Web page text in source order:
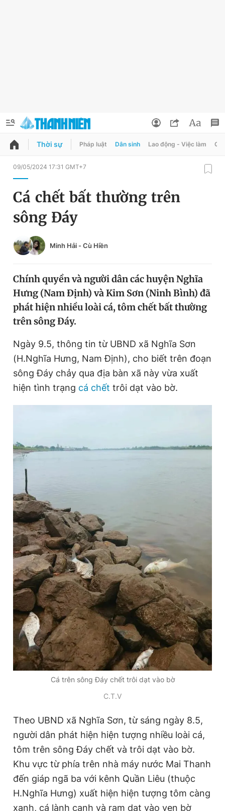
QUẢNG CÁO
Chuyên mục
Chuyên mục khác
Tin thị trường Tin 360
Video
Sản phẩm khác
Tiện ích Bạn cần biết
Đọc Thanh Niên trên điện thoại
Theo dõi báo trên
Hotline
0906 645 777
Liên hệ quảng cáo
0908 780 404
Đặt báo Quảng cáo RSS Tòa soạn Chính sách bảo
Tổng biên tập: Nguyễn Ngọc Toàn
Phó tổng biên tập thường trực: Hải Thành
Phó tổng biên tập: Lâm Hiếu Dũng
Phó tổng biên tập: Trần Việt Hưng
Tổng thư ký tòa soạn: Đức Trung
Giấy phép xuất bản số 110/GP - BTTTT cấp ngày 24.3.2020
© 2003-2026 Bản quyền thuộc về Báo Thanh Niên. Cấm sao
Đổi mật khẩu
Tin đã lưu
Tin đã xem
Đăng xuất
Thời sự Pháp luật Dân sinh Lao động - Việc làm
09/05/2024 17:31 GMT+7
Cá chết bất thường trên
sông Đáy
Minh Hải - Cù Hiền
Chính quyền và người dân các huyện Nghĩa
Hưng (Nam Định) và Kim Sơn (Ninh Bình) đã
phát hiện nhiều loài cá, tôm chết bất thường
trên sông Đáy.
Ngày 9.5, thông tin từ UBND xã Nghĩa Sơn
(H.Nghĩa Hưng, Nam Định), cho biết trên đoạn
sông Đáy chảy qua địa bàn xã này vừa xuất
hiện tình trạng cá chết trôi dạt vào bờ.
Cá trên sông Đáy chết trôi dạt vào bờ
C.T.V
Theo UBND xã Nghĩa Sơn, từ sáng ngày 8.5,
người dân phát hiện hiện tượng nhiều loài cá,
tôm trên sông Đáy chết và trôi dạt vào bờ.
Khu vực từ phía trên nhà máy nước Mai Thanh
đến giáp ngã ba với kênh Quần Liêu (thuộc
H.Nghĩa Hưng) xuất hiện hiện tượng tôm càng
xanh, cá lành canh và rạm dạt vào ven bờ